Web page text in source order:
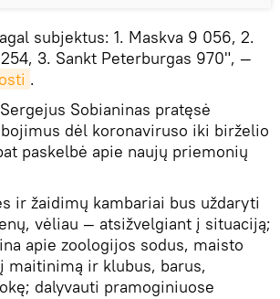
subjektus: 1. Maskva 9 056, 2.
3. Sankt Peterburgas 970", —
.
Sobianinas pratęsė
dėl koronaviruso iki birželio
paskelbė apie naujų priemonių
ir žaidimų kambariai bus uždaryti
vėliau — atsižvelgiant į situaciją;
apie zoologijos sodus, maisto
maitinimą ir klubus, barus,
dalyvauti pramoginiuose